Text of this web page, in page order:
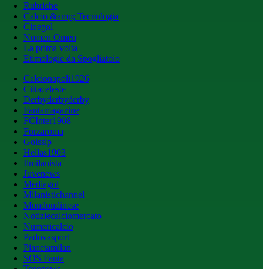
Rubriche
Calcio &amp; Tecnologia
Cinegol
Nomen Omen
La prima volta
Etimologie da Spogliatoio
Calcionapoli1926
Cittaceleste
Derbyderbyderby
Fantamagazine
FCInter1908
Forzaroma
Golssip
Hellas1903
Ilmilanista
Juvenews
Mediagol
Milanistichannel
Mondoudinese
Notiziecalciomercato
Numericalcio
Padovasport
Pianetamilan
SOS Fanta